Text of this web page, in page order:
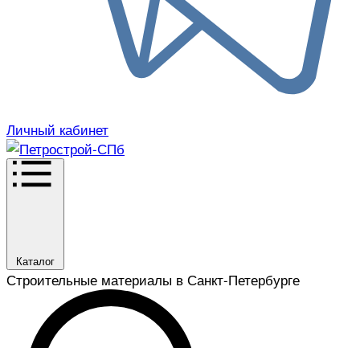
Личный кабинет
Каталог
Строительные материалы в Санкт-Петербурге